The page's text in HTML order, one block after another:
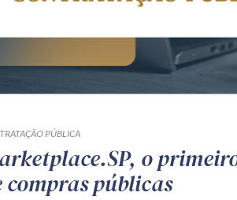
PÚBLICA
o
compras públicas